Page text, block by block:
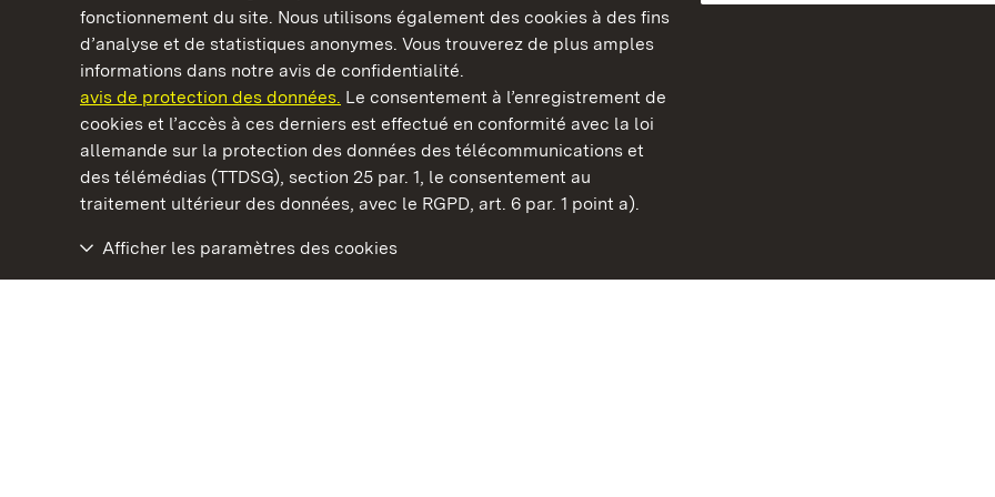
fonctionnement du site. Nous utilisons également des cookies à des fins
d’analyse et de statistiques anonymes. Vous trouverez de plus amples
informations dans notre avis de confidentialité.
avis de protection des données. Le consentement à l’enregistrement de
cookies et l’accès à ces derniers est effectué en conformité avec la loi
allemande sur la protection des données des télécommunications et
des télémédias (TTDSG), section 25 par. 1, le consentement au
traitement ultérieur des données, avec le RGPD, art. 6 par. 1 point a).
Afficher les paramètres des cookies
Châteaux et jardins publics du Bade-Wurtemberg
Staatliche Schlösser und Gärten Baden‑Württemberg
Explications sur